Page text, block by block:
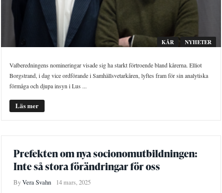
KÅR NYHETER
Valberedningens nomineringar visade sig ha starkt förtroende bland kårerna. Elliot
Borgstrand, i dag vice ordförande i Samhällsvetarkåren, lyftes fram för sin analytiska
förmåga och djupa insyn i Lus ...
Läs mer
Prefekten om nya socionomutbildningen:
Inte så stora förändringar för oss
ByVera Svahn 14 mars, 2025